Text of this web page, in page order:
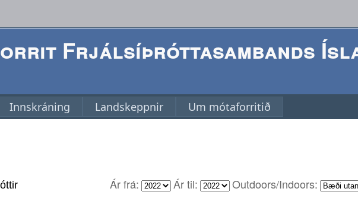
Frjálsíþróttasambands
Innskráning Landskeppnir Um mótaforritið
Ár frá: Ár til:
Outdoors/Indoors: